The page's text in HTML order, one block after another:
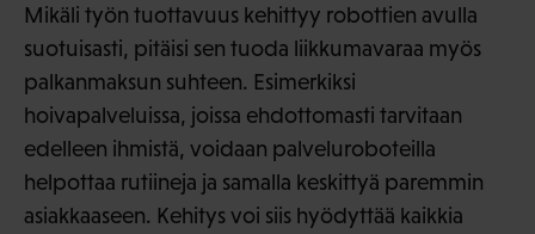
Mikäli työn tuottavuus kehittyy robottien avulla
suotuisasti, pitäisi sen tuoda liikkumavaraa myös
palkanmaksun suhteen. Esimerkiksi
hoivapalveluissa, joissa ehdottomasti tarvitaan
edelleen ihmistä, voidaan palveluroboteilla
helpottaa rutiineja ja samalla keskittyä paremmin
asiakkaaseen. Kehitys voi siis hyödyttää kaikkia